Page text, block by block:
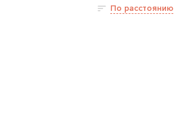
По расстоянию